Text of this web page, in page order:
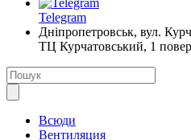
Telegram
Дніпропетровськ, вул.
ТЦ Курчатовський, 1
Всюди
Вентиляция